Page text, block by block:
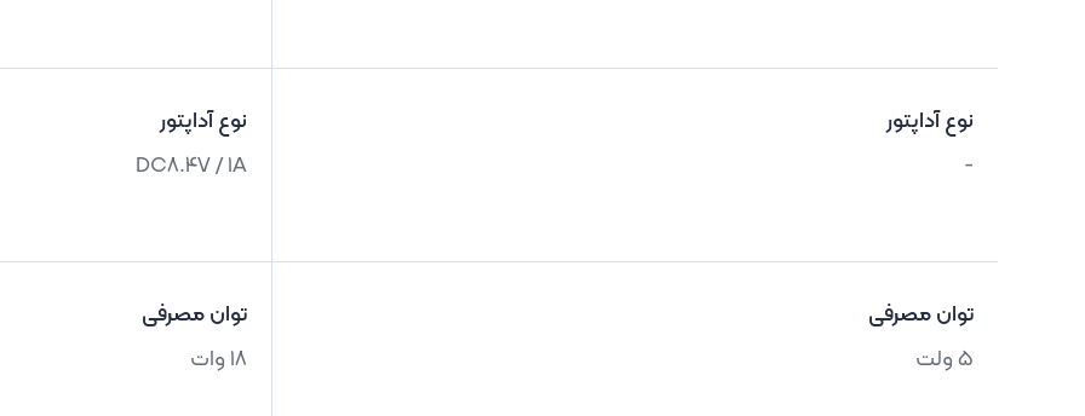
نوع آداپتور
-
توان مصرفی
5 ولت
نوع آداپتور
DC8.4V / 1A
توان مصرفی
18 وات